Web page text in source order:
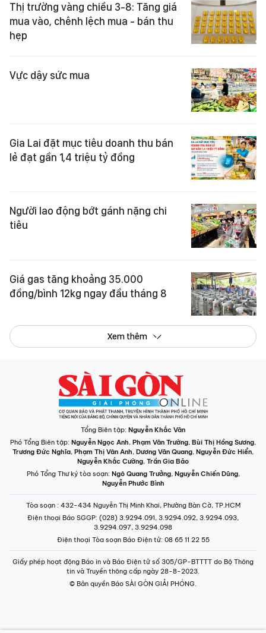
Thị trường vàng chiều 3-8: Tăng giá
mua vào, chênh lệch mua - bán thu
hẹp
Vực dậy sức mua
Gia Lai đặt mục tiêu doanh thu bán
lẻ đạt gần 1,4 triệu tỷ đồng
Người lao động bớt gánh nặng chi
tiêu
Giá gas tăng khoảng 35.000
đồng/bình 12kg ngay đầu tháng 8
Xem thêm
Tổng Biên tập: Nguyễn Khắc Văn
Phó Tổng Biên tập: Nguyễn Ngọc Anh, Phạm Văn Trường, Bùi Thị Hồng Sương,
Trương Đức Nghĩa, Phạm Thị Vân Anh, Dương Văn Quang, Nguyễn Đức Hiển,
Nguyễn Khắc Cường, Trần Gia Bảo
Phó Tổng Thư ký tòa soạn: Ngô Quang Trưởng, Nguyễn Chiến Dũng,
Nguyễn Phước Bình
Tòa soạn : 432-434 Nguyễn Thị Minh Khai, Phường Bàn Cờ, TP.HCM
Điện thoại Báo SGGP: (028) 3.9294.091, 3.9294.092, 3.9294.093,
3.9294.097, 3.9294.098
Điện thoại Tòa soạn Báo Điện tử: 08 65 11 22 55
Giấy phép hoạt động Báo in và Báo Điện tử số 305/GP-BTTTT do Bộ Thông
tin và Truyền thông cấp ngày 28-8-2023.
© Bản quyền Báo SÀI GÒN GIẢI PHÓNG.